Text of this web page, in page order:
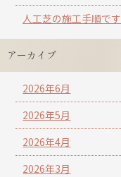
人工芝の施工手順です
アーカイブ
2026年6月
2026年5月
2026年4月
2026年3月